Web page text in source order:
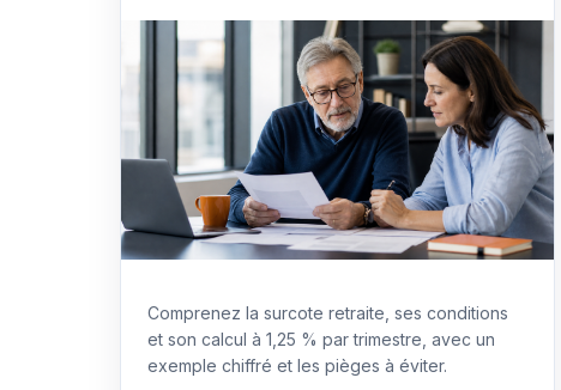
Comprenez la surcote retraite, ses conditions
et son calcul à 1,25 % par trimestre, avec un
exemple chiffré et les pièges à éviter.